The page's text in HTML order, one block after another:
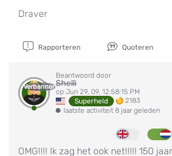
Draver
Rapporteren Quoteren
Verbannen
Beantwoord door
Shelli
op Jun 29, 09, 12:58:15 PM
Superheld
2183
laatste activiteit 8 jaar geleden
OMG!!!! Ik zag het ook net!!!!! 150